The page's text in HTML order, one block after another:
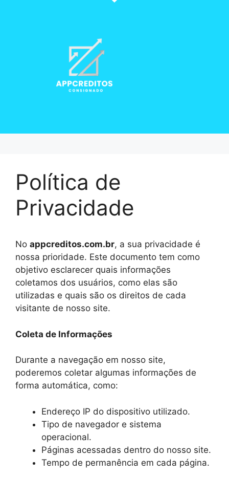
Política de
Privacidade
No appcreditos.com.br, a sua privacidade é
nossa prioridade. Este documento tem como
objetivo esclarecer quais informações
coletamos dos usuários, como elas são
utilizadas e quais são os direitos de cada
visitante de nosso site.
Coleta de Informações
Durante a navegação em nosso site,
poderemos coletar algumas informações de
forma automática, como:
Endereço IP do dispositivo utilizado.
Tipo de navegador e sistema
operacional.
Páginas acessadas dentro do nosso site.
Tempo de permanência em cada página.